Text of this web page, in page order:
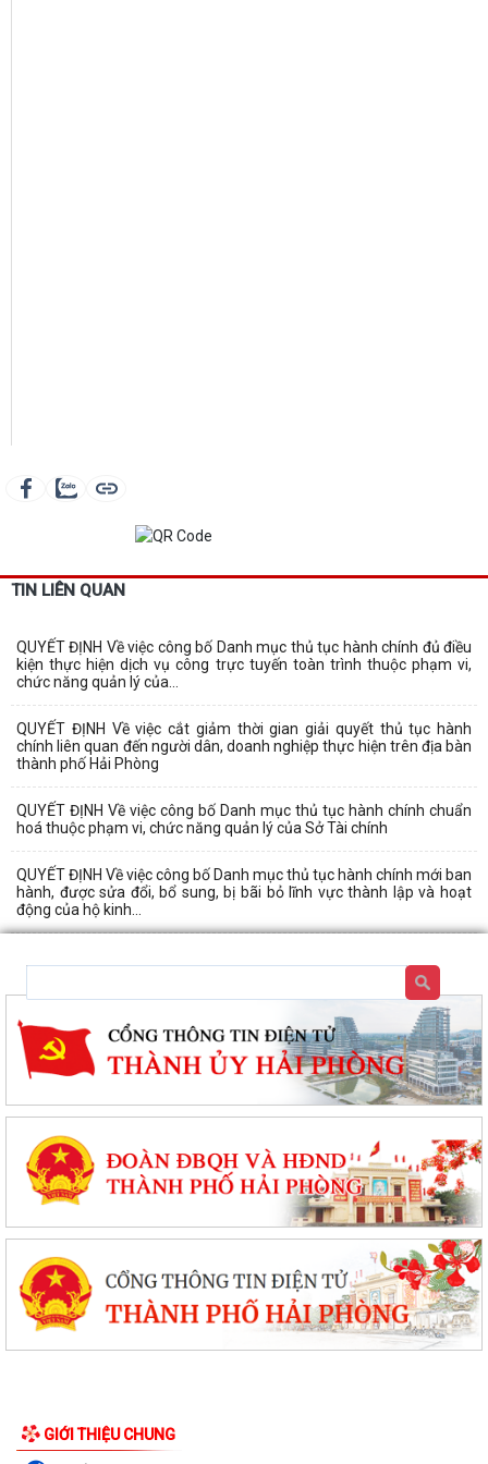
TIN LIÊN QUAN
QUYẾT ĐỊNH Về việc công bố Danh mục thủ tục hành chính đủ điều
kiện thực hiện dịch vụ công trực tuyến toàn trình thuộc phạm vi,
chức năng quản lý của...
QUYẾT ĐỊNH Về việc cắt giảm thời gian giải quyết thủ tục hành
chính liên quan đến người dân, doanh nghiệp thực hiện trên địa bàn
thành phố Hải Phòng
QUYẾT ĐỊNH Về việc công bố Danh mục thủ tục hành chính chuẩn
hoá thuộc phạm vi, chức năng quản lý của Sở Tài chính
QUYẾT ĐỊNH Về việc công bố Danh mục thủ tục hành chính mới ban
hành, được sửa đổi, bổ sung, bị bãi bỏ lĩnh vực thành lập và hoạt
động của hộ kinh...
GIỚI THIỆU CHUNG